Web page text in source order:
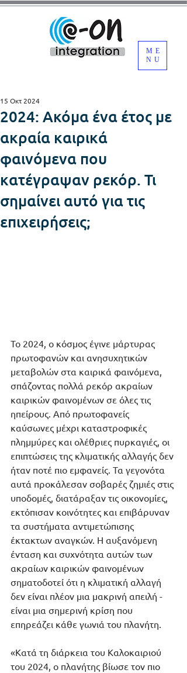
ME
NU
2024: Ακόμα ένα έτος με
ακραία καιρικά
φαινόμενα που
κατέγραψαν ρεκόρ. Τι
σημαίνει αυτό για τις
επιχειρήσεις;
15 Οκτ 2024
Το 2024, ο κόσμος έγινε μάρτυρας
πρωτοφανών και ανησυχητικών
μεταβολών στα καιρικά φαινόμενα,
σπάζοντας πολλά ρεκόρ ακραίων
καιρικών φαινομένων σε όλες τις
ηπείρους. Από πρωτοφανείς
καύσωνες μέχρι καταστροφικές
πλημμύρες και ολέθριες πυρκαγιές, οι
επιπτώσεις της κλιματικής αλλαγής δεν
ήταν ποτέ πιο εμφανείς. Τα γεγονότα
αυτά προκάλεσαν σοβαρές ζημιές στις
υποδομές, διατάραξαν τις οικονομίες,
εκτόπισαν κοινότητες και επιβάρυναν
τα συστήματα αντιμετώπισης
έκτακτων αναγκών. Η αυξανόμενη
ένταση και συχνότητα αυτών των
ακραίων καιρικών φαινομένων
σηματοδοτεί ότι η κλιματική αλλαγή
δεν είναι πλέον μια μακρινή απειλή -
είναι μια σημερινή κρίση που
επηρεάζει κάθε γωνιά του πλανήτη.
«Κατά τη διάρκεια του Καλοκαιριού
του 2024, ο πλανήτης βίωσε τον πιο